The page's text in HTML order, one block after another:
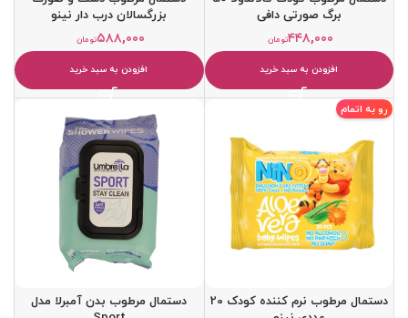
برگ صورتی دافی
تومان۴۴۸,۰۰۰
افزودن به سبد خرید
بزرگسالان درب دار نینو
تومان۵۸۸,۰۰۰
افزودن به سبد خرید
رو به اتمام
دستمال مرطوب نرم کننده کودک 20
دستمال مرطوب بدن آمبرلا مدل